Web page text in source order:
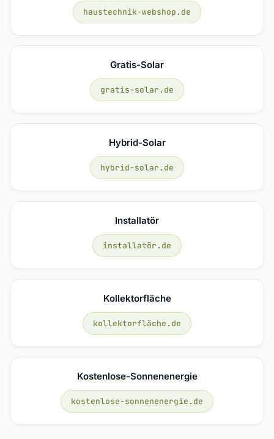
haustechnik-webshop.de
Gratis-Solar
gratis-solar.de
Hybrid-Solar
hybrid-solar.de
Installatör
installatör.de
Kollektorfläche
kollektorfläche.de
Kostenlose-Sonnenenergie
kostenlose-sonnenenergie.de